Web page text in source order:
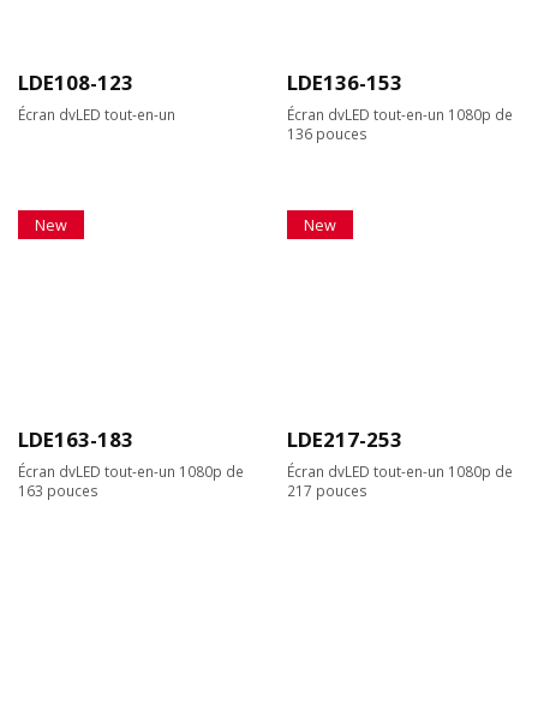
LDE108-123
Écran dvLED tout-en-un
LDE136-153
Écran dvLED tout-en-un 1080p de
136 pouces
New
LDE163-183
Écran dvLED tout-en-un 1080p de
163 pouces
New
LDE217-253
Écran dvLED tout-en-un 1080p de
217 pouces